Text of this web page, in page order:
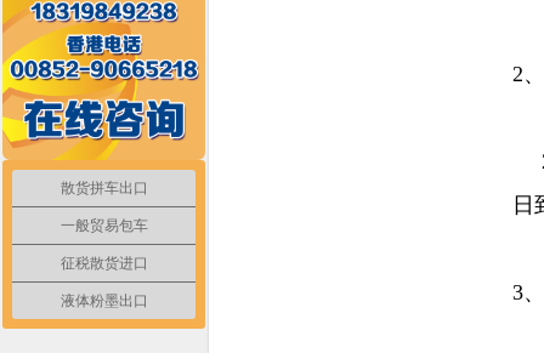
2
日
3
散货拼车出口
一般贸易包车
征税散货进口
液体粉墨出口